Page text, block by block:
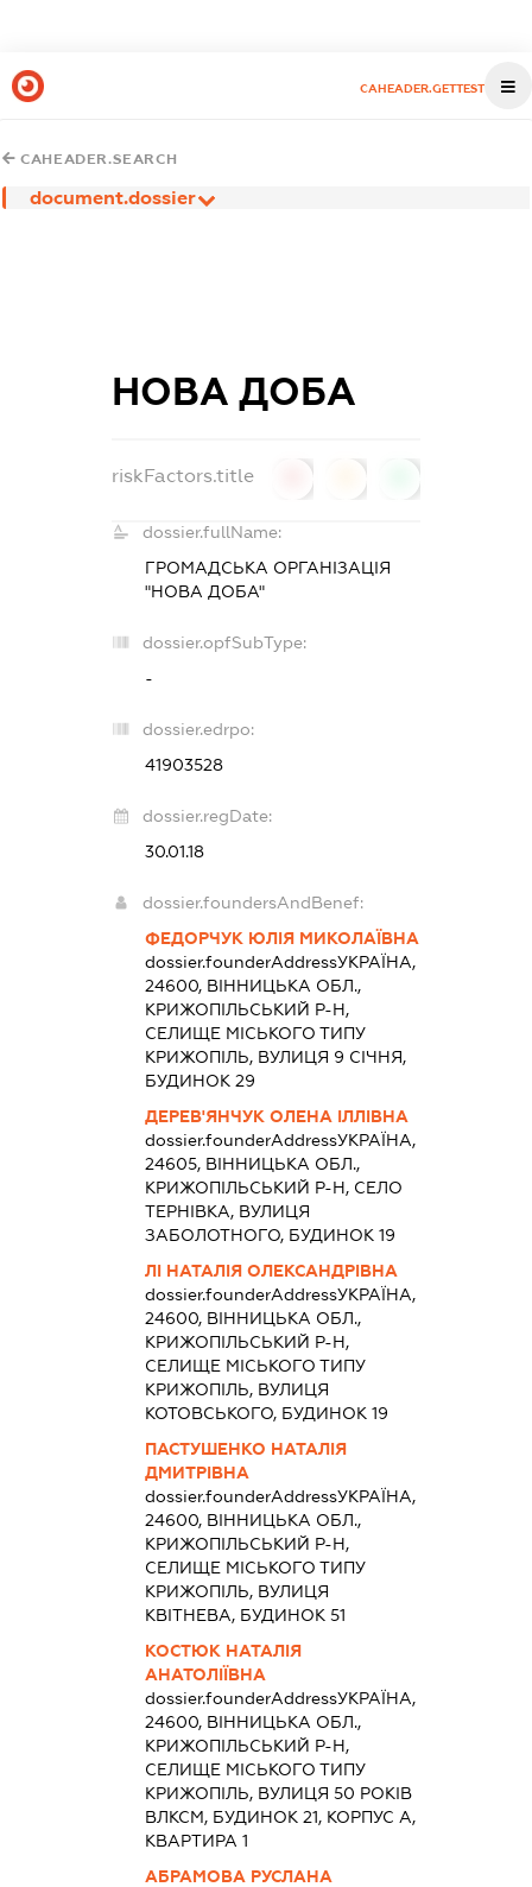
CAHEADER.GETTEST
CAHEADER.SEARCH
document.dossier
НОВА ДОБА
riskFactors.title
dossier.fullName:
ГРОМАДСЬКА ОРГАНІЗАЦІЯ
"НОВА ДОБА"
dossier.opfSubType:
-
dossier.edrpo:
41903528
dossier.regDate:
30.01.18
dossier.foundersAndBenef:
ФЕДОРЧУК ЮЛІЯ МИКОЛАЇВНА
dossier.founderAddressУКРАЇНА,
24600, ВІННИЦЬКА ОБЛ.,
КРИЖОПІЛЬСЬКИЙ Р-Н,
СЕЛИЩЕ МІСЬКОГО ТИПУ
КРИЖОПІЛЬ, ВУЛИЦЯ 9 СІЧНЯ,
БУДИНОК 29
ДЕРЕВ'ЯНЧУК ОЛЕНА ІЛЛІВНА
dossier.founderAddressУКРАЇНА,
24605, ВІННИЦЬКА ОБЛ.,
КРИЖОПІЛЬСЬКИЙ Р-Н, СЕЛО
ТЕРНІВКА, ВУЛИЦЯ
ЗАБОЛОТНОГО, БУДИНОК 19
ЛІ НАТАЛІЯ ОЛЕКСАНДРІВНА
dossier.founderAddressУКРАЇНА,
24600, ВІННИЦЬКА ОБЛ.,
КРИЖОПІЛЬСЬКИЙ Р-Н,
СЕЛИЩЕ МІСЬКОГО ТИПУ
КРИЖОПІЛЬ, ВУЛИЦЯ
КОТОВСЬКОГО, БУДИНОК 19
ПАСТУШЕНКО НАТАЛІЯ
ДМИТРІВНА
dossier.founderAddressУКРАЇНА,
24600, ВІННИЦЬКА ОБЛ.,
КРИЖОПІЛЬСЬКИЙ Р-Н,
СЕЛИЩЕ МІСЬКОГО ТИПУ
КРИЖОПІЛЬ, ВУЛИЦЯ
КВІТНЕВА, БУДИНОК 51
КОСТЮК НАТАЛІЯ
АНАТОЛІЇВНА
dossier.founderAddressУКРАЇНА,
24600, ВІННИЦЬКА ОБЛ.,
КРИЖОПІЛЬСЬКИЙ Р-Н,
СЕЛИЩЕ МІСЬКОГО ТИПУ
КРИЖОПІЛЬ, ВУЛИЦЯ 50 РОКІВ
ВЛКСМ, БУДИНОК 21, КОРПУС А,
КВАРТИРА 1
АБРАМОВА РУСЛАНА